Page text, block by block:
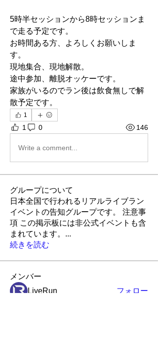
5時半セッションから8時セッションま
で走る予定です。
お時間ある方、よろしくお願いしま
す。
現地集合、現地解散。
途中参加、離脱オッケーです。
家族がいるのでラン後は飲食無しで解
散予定です。
1
1 0 146
Write a comment...
グループについて
日本全国で行われるリアルライブラン
イベントの告知グループです。 注意事
項 この掲示板には非公式イベントも含
まれています。 ...
続きを読む
メンバー
LiveRun
フォロー